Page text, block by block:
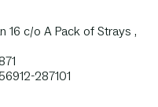
16 c/o A Pack of Strays ,
287101